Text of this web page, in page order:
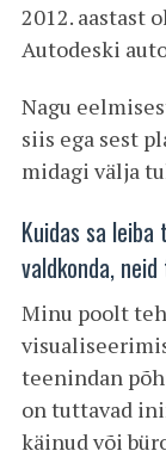
2012. aastast
Autodeski
Nagu
siis ega sest
midagi välja
Kuidas sa
valdkonda,
Minu poolt
teenindan
on tuttavad
käinud või